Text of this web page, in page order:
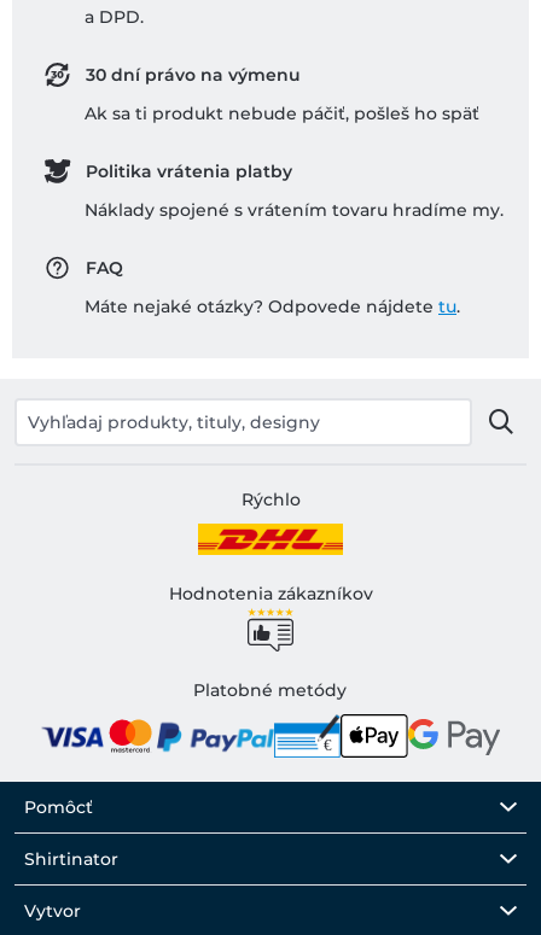
a DPD.
30 dní právo na výmenu
Ak sa ti produkt nebude páčiť, pošleš ho späť
Politika vrátenia platby
Náklady spojené s vrátením tovaru hradíme my.
FAQ
Máte nejaké otázky? Odpovede nájdete tu.
Rýchlo
Hodnotenia zákazníkov
Platobné metódy
Pomôcť
Shirtinator
Vytvor